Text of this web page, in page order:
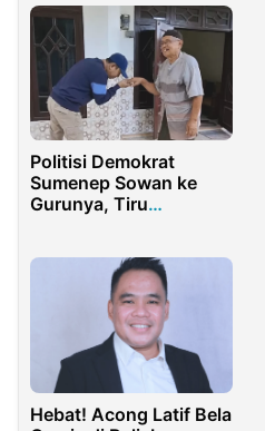
Politisi Demokrat
Sumenep Sowan ke
Gurunya, Tiru
Hebat! Acong Latif Bela